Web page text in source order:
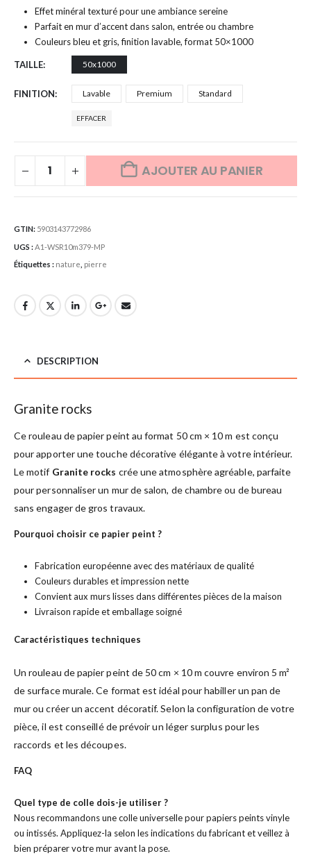
Effet minéral texturé pour une ambiance sereine
Parfait en mur d’accent dans salon, entrée ou chambre
Couleurs bleu et gris, finition lavable, format 50×1000
TAILLE 50x1000
FINITION Lavable Premium Standard
EFFACER
AJOUTER AU PANIER
GTIN: 5903143772986
UGS : A1-WSR10m379-MP
Étiquettes : nature pierre
DESCRIPTION
Granite rocks
Ce rouleau de papier peint au format 50 cm × 10 m est conçu
pour apporter une touche décorative élégante à votre intérieur.
Le motif Granite rocks crée une atmosphère agréable, parfaite
pour personnaliser un mur de salon, de chambre ou de bureau
sans engager de gros travaux.
Pourquoi choisir ce papier peint ?
Fabrication européenne avec des matériaux de qualité
Couleurs durables et impression nette
Convient aux murs lisses dans différentes pièces de la maison
Livraison rapide et emballage soigné
Caractéristiques techniques
Un rouleau de papier peint de 50 cm × 10 m couvre environ 5 m²
de surface murale. Ce format est idéal pour habiller un pan de
mur ou créer un accent décoratif. Selon la configuration de votre
pièce, il est conseillé de prévoir un léger surplus pour les
raccords et les découpes.
FAQ
Quel type de colle dois-je utiliser ?
Nous recommandons une colle universelle pour papiers peints vinyle
ou intissés. Appliquez-la selon les indications du fabricant et veillez à
bien préparer votre mur avant la pose.